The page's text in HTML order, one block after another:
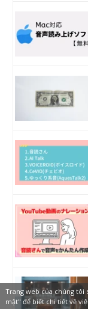
Trang web của chúng tôi
mật" để biết chi tiết về